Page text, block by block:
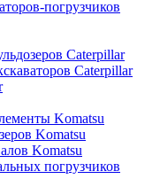
погрузчиков
Caterpillar
Caterpillar
Komatsu
Komatsu
Komatsu
погрузчиков